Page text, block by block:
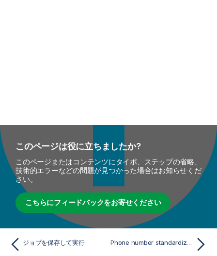
このページは役に立ちましたか?
このページまたはコンテンツにタイポ、ステップの省略、
技術的エラーなどの問題が見つかった場合はお知らせくだ
さい。
こちらにフィードバックをお寄せください
ジョブを保存して実行 Phone number standardizationコンポーネント